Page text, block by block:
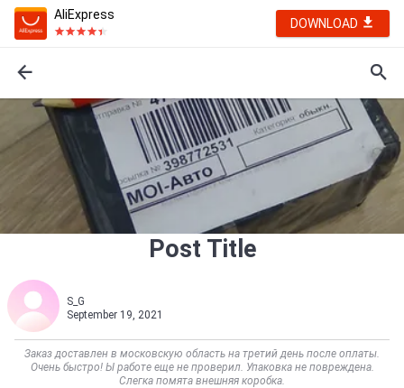
AliExpress
DOWNLOAD
Post Title
S_G
September 19, 2021
Заказ доставлен в московскую область на третий день после оплаты.
Очень быстро! Ы работе еще не проверил. Упаковка не повреждена.
Слегка помята внешняя коробка.